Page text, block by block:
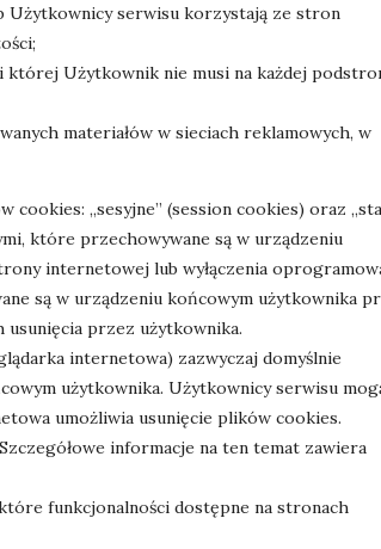
Użytkownicy serwisu korzystają ze stron
Użytkownik nie musi na każdej
materiałów w sieciach reklamowych, w
„sesyjne” (session cookies) oraz
które przechowywane są w urządzeniu
internetowej lub wyłączenia
są w urządzeniu końcowym użytkownika
przez użytkownika.
internetowa) zazwyczaj domyślnie
użytkownika. Użytkownicy serwisu
umożliwia usunięcie plików cookies.
informacje na ten temat zawiera
funkcjonalności dostępne na stronach